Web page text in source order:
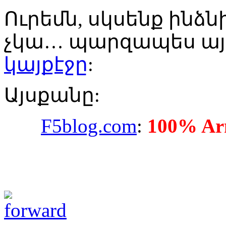
Ուրեմն, սկսենք
չկա… պարզապես
կայքէջը:
Այսքանը:
F5blog.com: 100%